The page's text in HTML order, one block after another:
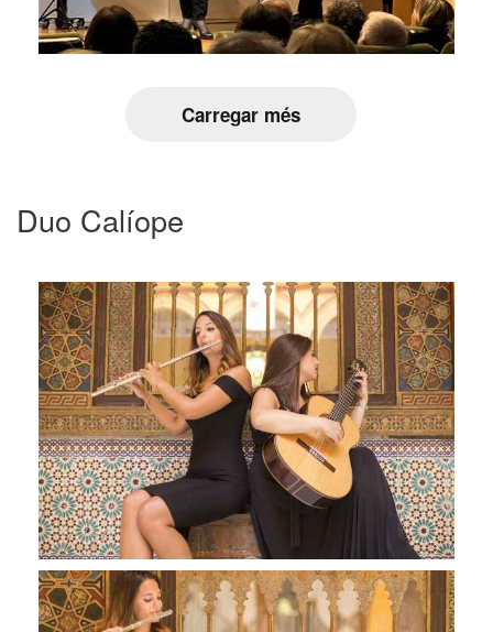
Carregar més
Duo Calíope